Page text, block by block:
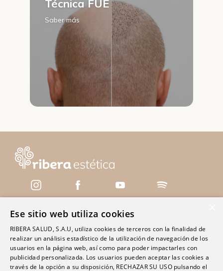
Técnica FUE
Saber más
Centros
Clínica Polusa Santo Domingo
Ese sitio web utiliza cookies
RIBERA SALUD, S.A.U, utiliza cookies de terceros con la finalidad de
realizar un análisis estadístico de la utilización de navegación de los
usuarios en la página web, así como para poder impactarles con
publicidad personalizada. Los usuarios pueden aceptar las cookies a
través de la opción a su disposición, RECHAZAR SU USO pulsando el